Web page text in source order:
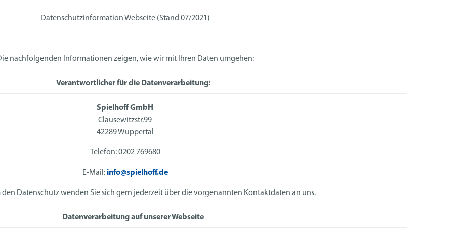
Datenschutzinformation Webseite (Stand 07/2021)
nachfolgenden Informationen zeigen, wie wir mit Ihren Daten umgehen:
Verantwortlicher für die Datenverarbeitung:
Spielhoff GmbH
Clausewitzstr.99
42289 Wuppertal
Telefon: 0202 769680
E-Mail: info@spielhoff.de
den Datenschutz wenden Sie sich gern jederzeit über die vorgenannten Kontaktdaten an uns.
Datenverarbeitung auf unserer Webseite